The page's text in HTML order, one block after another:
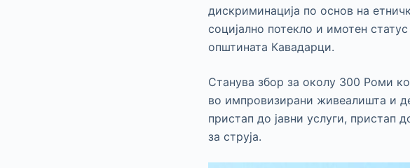
дискриминација по основ на
социјално потекло и имотен
општината Кавадарци.
Станува збор за околу 300 Роми
во импровизирани живеалишта и
пристап до јавни услуги,
за струја.